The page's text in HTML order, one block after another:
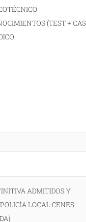
(TEST +
ADMITIDOS Y
LOCAL CENES